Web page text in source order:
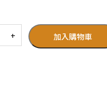
加入購物車